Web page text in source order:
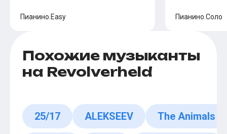
Пианино.Easy Пианино.Соло
Похожие музыканты
на Revolverheld
25/17 ALEKSEEV The Animals